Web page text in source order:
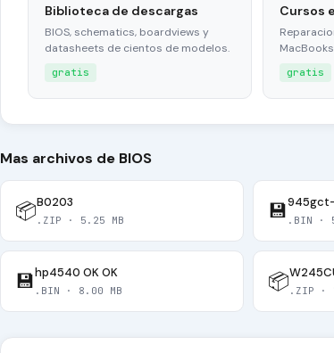
Biblioteca de descargas
BIOS, schematics, boardviews y
datasheets de cientos de modelos.
gratis
Cursos
gratis
Mas archivos de BIOS
📦B0203
.ZIP · 5.25 MB 💾 .BIN ·
💾hp4540 OK OK
.BIN · 8.00 MB 📦 .ZIP ·